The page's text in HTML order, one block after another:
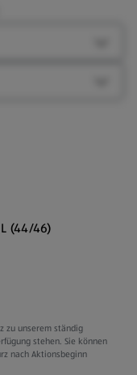
(44/46)
zu unserem ständig
stehen. Sie können
nach Aktionsbeginn